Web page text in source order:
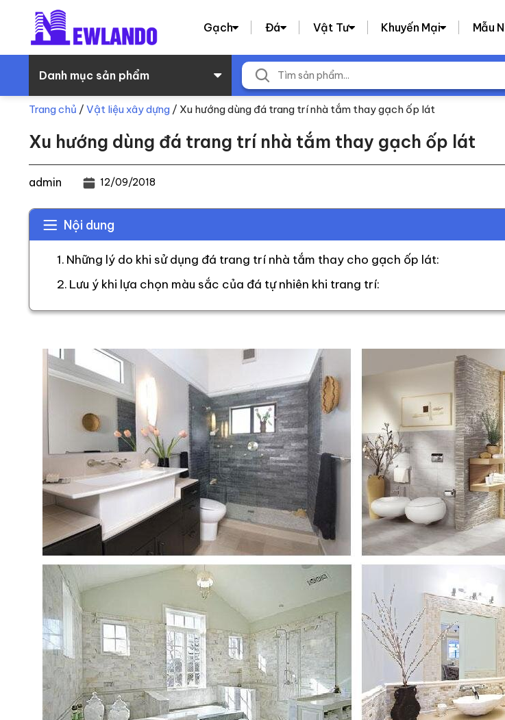
Gạch Đá Vật Tư Khuyến Mại Mẫu
Danh mục sản phẩm
Trang chủ / Vật liệu xây dựng / Xu hướng dùng đá trang trí nhà tắm thay gạch ốp lát
Xu hướng dùng đá trang trí nhà tắm thay gạch ốp lát
admin 12/09/2018
Nội dung
Những lý do khi sử dụng đá trang trí nhà tắm thay cho gạch ốp lát:
Lưu ý khi lựa chọn màu sắc của đá tự nhiên khi trang trí: